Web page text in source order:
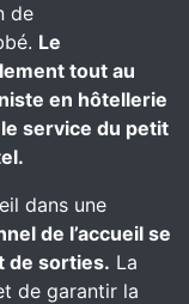
de
Le
tout au
en hôtellerie
service du petit
dans une
de l’accueil se
de sorties. La
de garantir la